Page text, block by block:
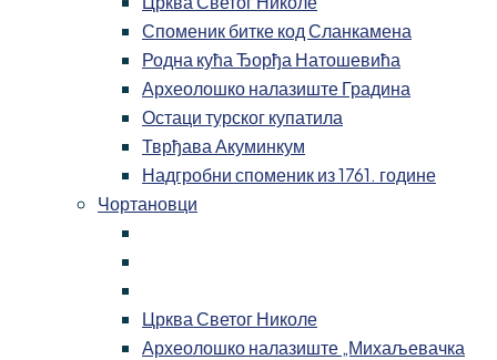
Споменик битке код Сланкамена
Родна кућа Ђорђа Натошевића
Археолошко налазиште Градина
Остаци турског купатила
Тврђава Акуминкум
Надгробни споменик из 1761. године
Чортановци
Црква Светог Николе
Археолошко налазиште „Михаљевачка